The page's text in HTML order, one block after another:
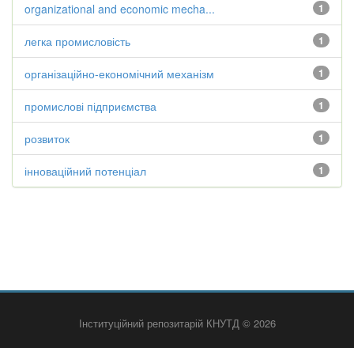
1
organizational and economic mecha...
1
легка промисловість
1
організаційно-економічний механізм
1
промислові підприємства
1
розвиток
1
інноваційний потенціал
Інституційний репозитарій КНУТД © 2026